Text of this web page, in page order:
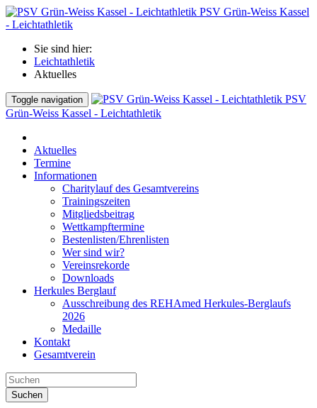
PSV Grün-Weiss Kassel
- Leichtathletik
Sie sind hier:
Leichtathletik
Aktuelles
Toggle navigation
PSV
Grün-Weiss Kassel - Leichtathletik
Aktuelles
Termine
Informationen
Charitylauf des Gesamtvereins
Trainingszeiten
Mitgliedsbeitrag
Wettkampftermine
Bestenlisten/Ehrenlisten
Wer sind wir?
Vereinsrekorde
Downloads
Herkules Berglauf
Ausschreibung des REHAmed Herkules-Berglaufs
2026
Medaille
Kontakt
Gesamtverein
Suchen